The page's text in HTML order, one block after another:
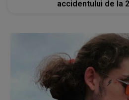
accidentului de la